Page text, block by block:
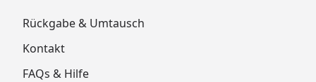
Rückgabe & Umtausch
Kontakt
FAQs & Hilfe